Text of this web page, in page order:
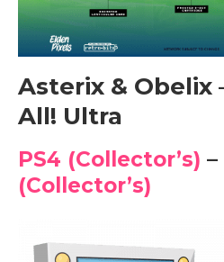
Asterix & Obelix
All! Ultra
PS4 (Collector’s) –
(Collector’s)